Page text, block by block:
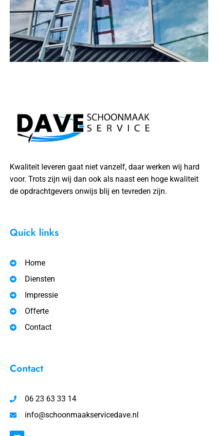
Kwaliteit leveren gaat niet vanzelf, daar werken wij hard
voor. Trots zijn wij dan ook als naast een hoge kwaliteit
de opdrachtgevers onwijs blij en tevreden zijn.
Quick links
Home
Diensten
Impressie
Offerte
Contact
Contact
06 23 63 33 14
info@schoonmaakservicedave.nl